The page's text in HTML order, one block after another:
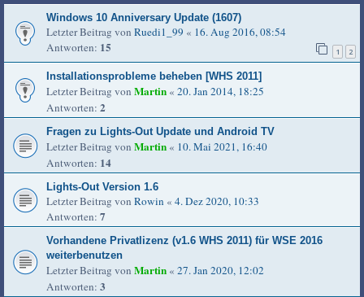
Windows 10 Anniversary Update (1607)
Letzter Beitrag von Ruedi1_99 « 16. Aug 2016, 08:54
Antworten: 15 1 2
Installationsprobleme beheben [WHS 2011]
Letzter Beitrag von Martin « 20. Jan 2014, 18:25
Antworten: 2
Fragen zu Lights-Out Update und Android TV
Letzter Beitrag von Martin « 10. Mai 2021, 16:40
Antworten: 14
Lights-Out Version 1.6
Letzter Beitrag von Rowin « 4. Dez 2020, 10:33
Antworten: 7
Vorhandene Privatlizenz (v1.6 WHS 2011) für WSE 2016
weiterbenutzen
Letzter Beitrag von Martin « 27. Jan 2020, 12:02
Antworten: 3